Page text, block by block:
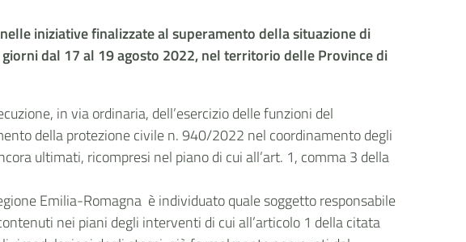
iniziative finalizzate al superamento della situazione di
dal 17 al 19 agosto 2022, nel territorio delle Province di
in via ordinaria, dell’esercizio delle funzioni del
della protezione civile n. 940/2022 nel coordinamento degli
ultimati, ricompresi nel piano di cui all’art. 1, comma 3 della
Emilia-Romagna è individuato quale soggetto responsabile
nei piani degli interventi di cui all’articolo 1 della citata